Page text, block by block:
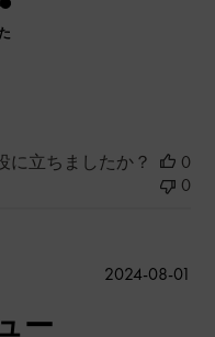
に立ちましたか？
0
0
ー
2024-08-01